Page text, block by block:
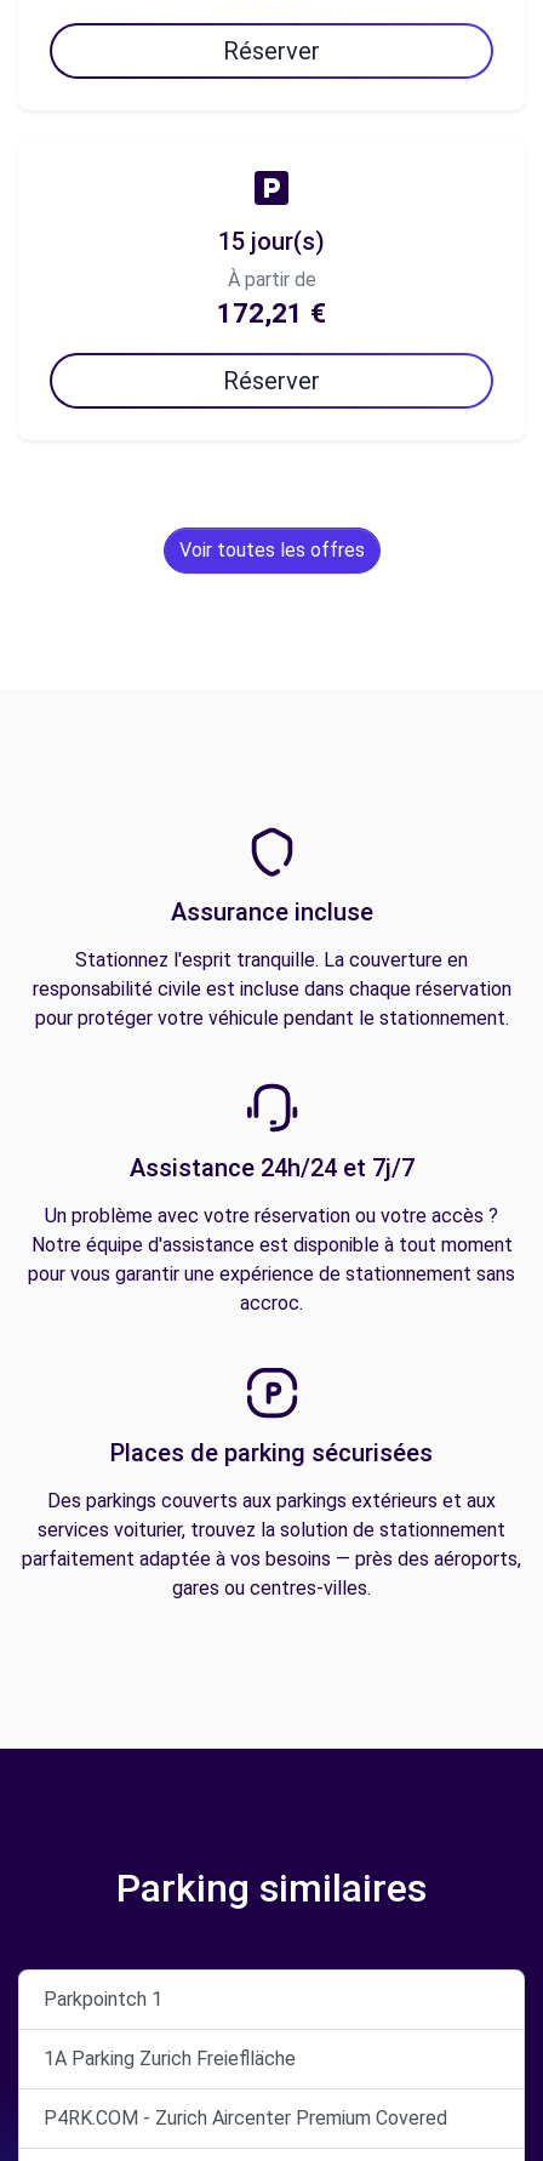
Réserver
15 jour(s)
À partir de
172,21 €
Réserver
Voir toutes les offres
Assurance incluse
Stationnez l'esprit tranquille. La couverture en
responsabilité civile est incluse dans chaque réservation
pour protéger votre véhicule pendant le stationnement.
Assistance 24h/24 et 7j/7
Un problème avec votre réservation ou votre accès ?
Notre équipe d'assistance est disponible à tout moment
pour vous garantir une expérience de stationnement sans
accroc.
Places de parking sécurisées
Des parkings couverts aux parkings extérieurs et aux
services voiturier, trouvez la solution de stationnement
parfaitement adaptée à vos besoins — près des aéroports,
gares ou centres-villes.
Parking similaires
Parkpointch 1
1A Parking Zurich Freieflläche
P4RK.COM - Zurich Aircenter Premium Covered